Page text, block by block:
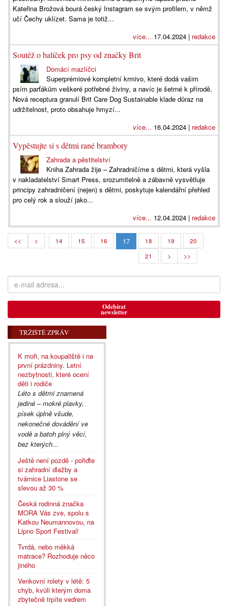
Kateřina Brožová bourá český Instagram se svým profilem, v němž
učí Čechy uklízet. Sama je totiž...
více... 17.04.2024 | redakce
Soutěž o balíček pro psy od značky Brit
Domácí mazlíčci
Superprémiové kompletní krmivo, které dodá vašim
psím parťákům veškeré potřebné živiny, a navíc je šetrné k přírodě.
Nová receptura granulí Brit Care Dog Sustainable klade důraz na
udržitelnost, proto obsahuje hmyzí...
více... 16.04.2024 | redakce
Vypěstujte si s dětmi rané brambory
Zahrada a pěstitelství
Kniha Zahrada žije – Zahradničíme s dětmi, která vyšla
v nakladatelství Smart Press, srozumitelně a zábavně vysvětluje
principy zahradničení (nejen) s dětmi, poskytuje kalendářní přehled
pro celý rok a slouží jako...
více... 12.04.2024 | redakce
<< < 14 15 16 17 18 19
20
21
> >>
Odebírat
newsletter
TRŽIŠTĚ ZPRÁV
K moři, na koupaliště i na
první prázdniny. Letní
nezbytnosti, které ocení
děti i rodiče
Léto s dětmi znamená
jediné – mokré plavky,
písek úplně všude,
nekonečné dovádění ve
vodě a batoh plný věcí,
bez kterých...
Ještě není pozdě - pořiďte
si zahradní dlažby a
tvárnice Liastone se
slevou až 30 %
Česká rodinná značka
MORA Vás zve, spolu s
Katkou Neumannovou, na
Lipno Sport Festival!
Tvrdá, nebo měkká
matrace? Rozhoduje něco
jiného
Venkovní rolety v létě: 5
chyb, kvůli kterým doma
zbytečně trpíte vedrem